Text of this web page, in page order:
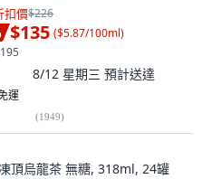
扣價$226
$135 ($5.87/100ml)
8/12 星期三 預計送達
運
(1949)
頂烏龍茶 無糖, 318ml, 24罐